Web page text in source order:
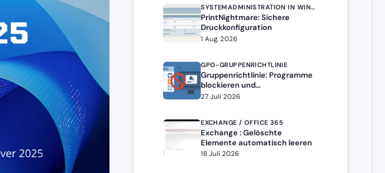
SYSTEMADMINISTRATION IN WINDOWS SERVER
PrintNightmare: Sichere
Druckkonfiguration
1 Aug. 2026
GPO-GRUPPENRICHTLINIE
Gruppenrichtlinie: Programme
blockieren und
Softwareinstallation
27 Juli 2026
EXCHANGE / OFFICE 365
Exchange : Gelöschte
Elemente automatisch leeren
18 Juli 2026